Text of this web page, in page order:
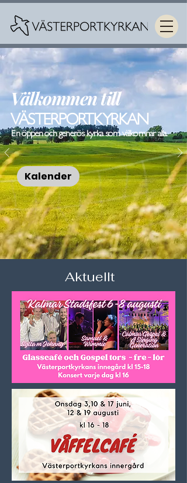
Välkommen till
VÄSTERPORTKYRKAN
En öppen och generös kyrka som välkomnar alla.
Kalender
Aktuellt